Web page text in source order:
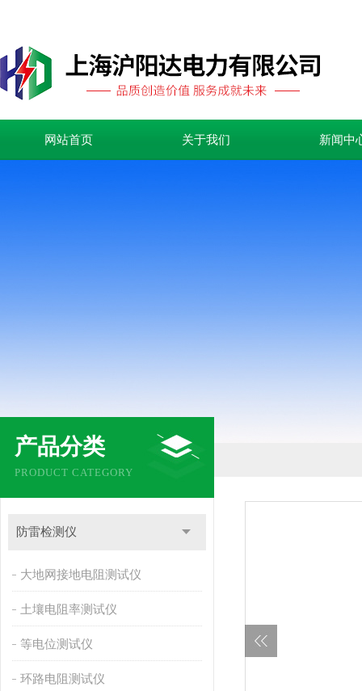
网站首页 关于我们 新闻中
产品分类
PRODUCT CATEGORY
防雷检测仪
大地网接地电阻测试仪
土壤电阻率测试仪
等电位测试仪
环路电阻测试仪